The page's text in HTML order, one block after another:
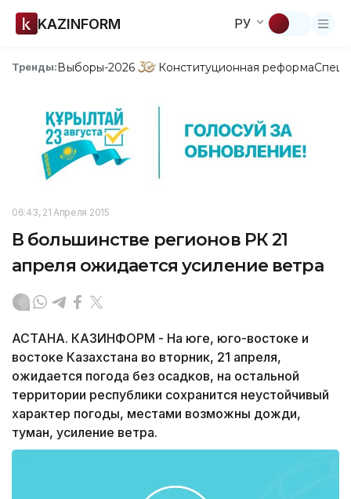
KAZINFORM РУ
Тренды:Выборы-2026 Конституционная реформа
06:43, 21 Апреля 2015
В большинстве регионов РК 21
апреля ожидается усиление ветра
АСТАНА. КАЗИНФОРМ - На юге, юго-востоке и
востоке Казахстана во вторник, 21 апреля,
ожидается погода без осадков, на остальной
территории республики сохранится неустойчивый
характер погоды, местами возможны дожди,
туман, усиление ветра.